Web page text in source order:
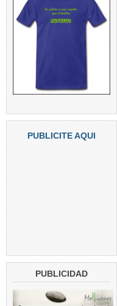
PUBLICITE AQUI
PUBLICIDAD